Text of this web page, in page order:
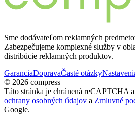
Sme dodávateľom reklamných
Zabezpečujeme komplexné služby v
distribúcie reklamných produktov.
GaranciaDopravaČasté otázky
© 2026 compress
Táto stránka je chránená reCAPTCHA
ochrany osobných údajov a Zmluvné
Google.